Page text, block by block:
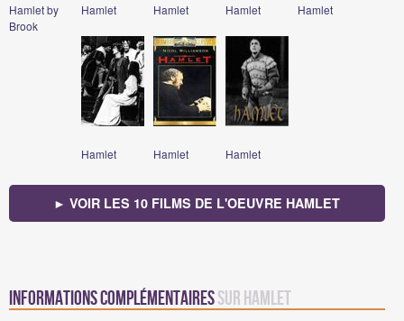
Hamlet by
Brook
Hamlet Hamlet Hamlet Hamlet
Hamlet Hamlet Hamlet
► VOIR LES 10 FILMS DE L'OEUVRE HAMLET
Informations complémentairessur Hamlet